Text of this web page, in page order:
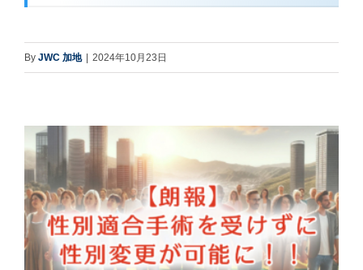
By JWC 加地 | 2024年10月23日